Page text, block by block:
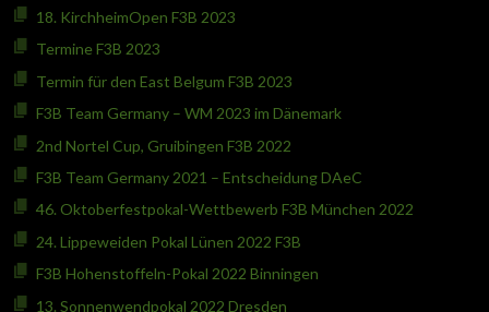
18. KirchheimOpen F3B 2023
Termine F3B 2023
Termin für den East Belgum F3B 2023
F3B Team Germany – WM 2023 im Dänemark
2nd Nortel Cup, Gruibingen F3B 2022
F3B Team Germany 2021 – Entscheidung DAeC
46. Oktoberfestpokal-Wettbewerb F3B München 2022
24. Lippeweiden Pokal Lünen 2022 F3B
F3B Hohenstoffeln-Pokal 2022 Binningen
13. Sonnenwendpokal 2022 Dresden